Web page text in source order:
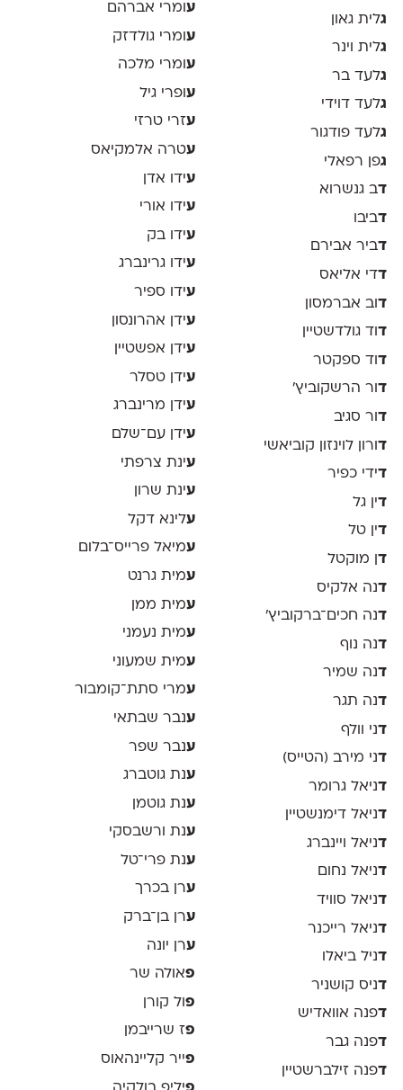
גלית גאון
גלית וינר
גלעד בר
גלעד דוידי
גלעד פודגור
גפן רפאלי
דב גנשרוא
דביבו
דביר אבירם
דדי אליאס
דוב אברמסון
דוד גולדשטיין
דוד ספקטר
דור הרשקוביץ׳
דור סגיב
דורון לוינזון קוביאשי
דידי כפיר
דין גל
דין טל
דן מוקטל
דנה אלקיס
דנה חכים־ברקוביץ׳
דנה נוף
דנה שמיר
דנה תגר
דני וולף
דני מירב (הטייס)
דניאל גרומר
דניאל דימנשטיין
דניאל ויינברג
דניאל נחום
דניאל סוויד
דניאל רייכנר
דניל ביאלו
דניס קושניר
דפנה אוואדיש
דפנה גבר
דפנה זילברשטיין
ע ומרי אברהם
ע ומרי גולדזק
עומרי מלכה
ע ופרי גיל
עזרי טרזי
עטרה אלמקיאס
עידו אדן
עידו אורי
עידו בק
עידו גרינברג
עידו ספיר
עידן אהרונסון
עידן אפשטיין
עידן טסלר
עידן מרינברג
עידן עם־שלם
עינת צרפתי
עינת שרון
עלינא דקל
עמיאל פרייס־בלום
עמית גרנט
עמית ממן
עמית נעמני
עמית שמעוני
עמרי סתת־קומבור
ענבר שבתאי
ענבר שפר
ענת גוטברג
ענת גוטמן
ענת ורשבסקי
ענת פרי־טל
ערן בכרך
ערן בן־ברק
ערן יונה
פאולה שר
פ ול קורן
פז שרייבמן
פייר קליינהאוס